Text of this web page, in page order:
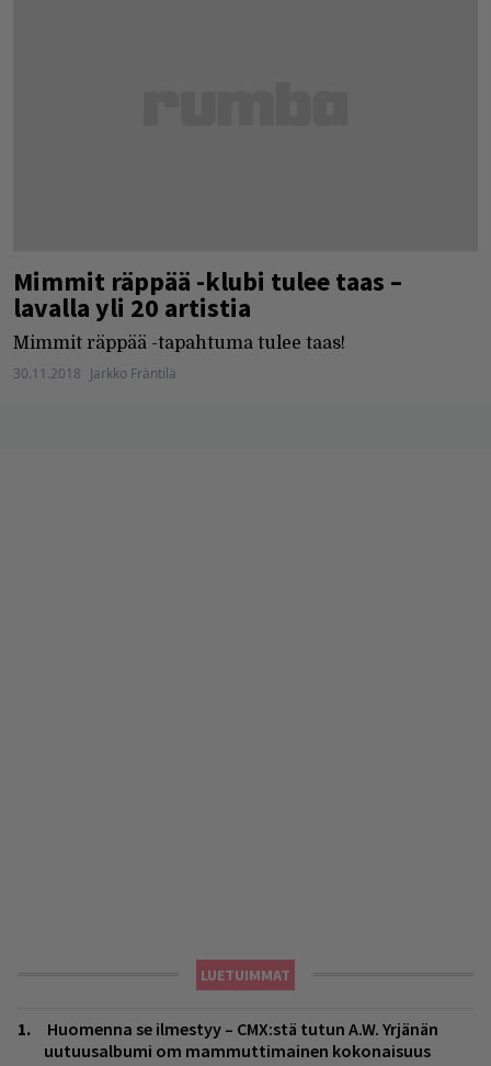
Mimmit räppää -klubi tulee taas –
lavalla yli 20 artistia
Mimmit räppää -tapahtuma tulee taas!
30.11.2018 Jarkko Fräntilä
LUETUIMMAT
Huomenna se ilmestyy – CMX:stä tutun A.W. Yrjänän
uutuusalbumi om mammuttimainen kokonaisuus